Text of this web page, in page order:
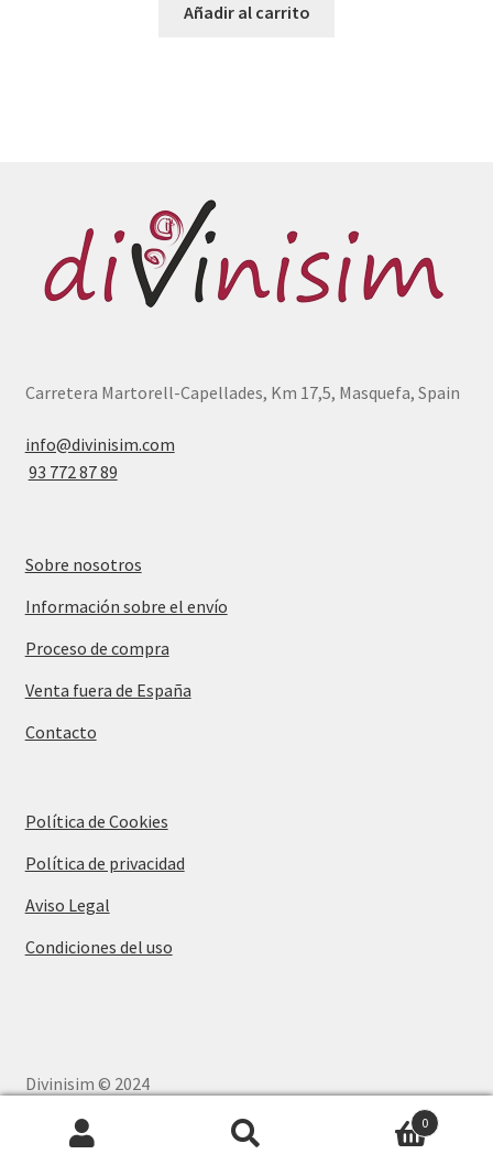
Añadir al carrito
Carretera Martorell-Capellades, Km 17,5, Masquefa, Spain
info@divinisim.com
93 772 87 89
Sobre nosotros
Información sobre el envío
Proceso de compra
Venta fuera de España
Contacto
Política de Cookies
Política de privacidad
Aviso Legal
Condiciones del uso
Divinisim © 2024
0